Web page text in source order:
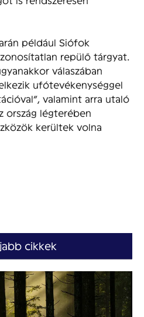
például Siófok
repülő tárgyat.
válaszában
ufótevékenységgel
valamint arra utaló
ország légterében
kerültek volna
cikkek